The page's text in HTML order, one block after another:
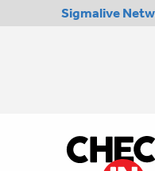
Sigmalive